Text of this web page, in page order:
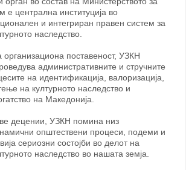
е централна институција во
и интегриран правен систем за
наследство.
организациона поставеност, УЗКН
административните и стручните
на идентификација, валоризација,
на културното наследство и
на Македонија.
децении, УЗКН помина низ
општествени процеси, подеми и
сериозни состојби во делот на
наследство во нашата земја.